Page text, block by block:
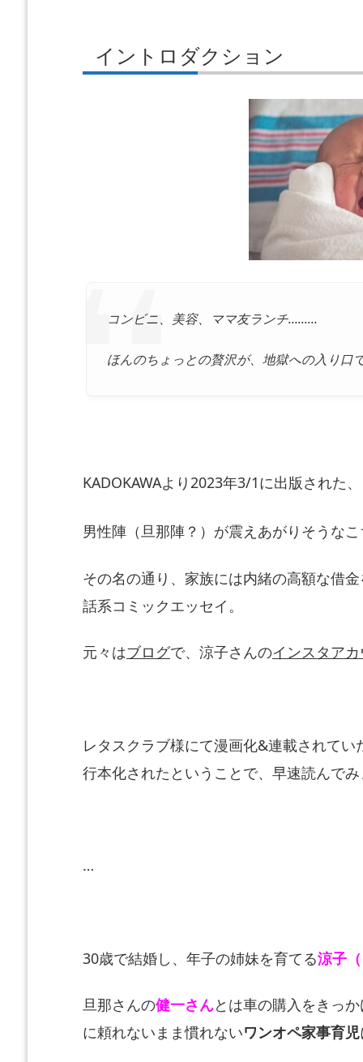
イントロダクション
コンビニ、美容、ママ友ランチ………
ほんのちょっとの贅沢が、地獄への入り口
KADOKAWAより2023年3/1に出版された、
男性陣（旦那陣？）が震えあがりそうな
その名の通り、家族には内緒の高額な借
話系コミックエッセイ。
元々はブログで、涼子さんのインスタア
レタスクラブ様にて漫画化&連載されて
行本化されたということで、早速読んで
…
30歳で結婚し、年子の姉妹を育てる涼子
旦那さんの健一さんとは車の購入をきっ
に頼れないまま慣れないワンオペ家事育児